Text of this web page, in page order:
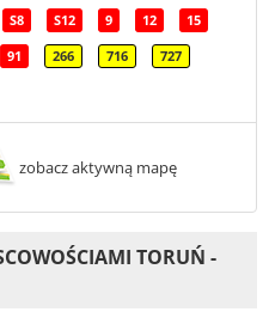
S8 S12 9 12 15
91 266 716 727
zobacz aktywną mapę
TORUŃ -